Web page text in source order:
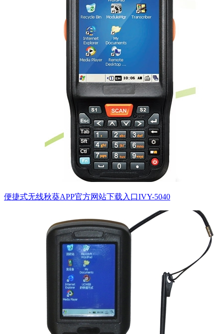
便捷式无线秋葵APP官方网站下载入口IVY-5040